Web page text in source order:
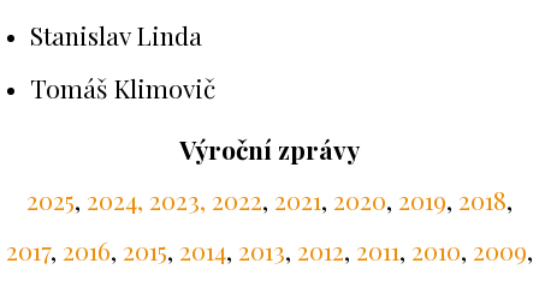
Stanislav Linda
Tomáš Klimovič
Výroční zprávy
2025, 2024, 2023, 2022, 2021, 2020, 2019, 2018,
2017, 2016, 2015, 2014, 2013, 2012, 2011, 2010, 2009,